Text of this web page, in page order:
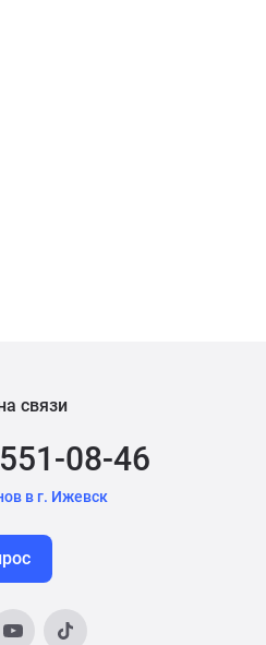
связи
08-46
в г. Ижевск